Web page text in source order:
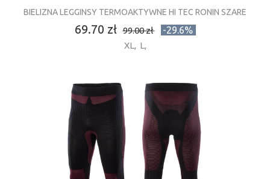
BIELIZNA LEGGINSY TERMOAKTYWNE HI TEC RONIN SZARE
69.70 zł 99.00 zł -29.6%
XL, L,